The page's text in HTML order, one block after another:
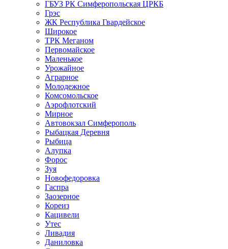
ГБУЗ РК Симферопольская ЦРКБ
Грэс
ЖК Республика Гвардейское
Широкое
ТРК Меганом
Первомайское
Маленькое
Урожайное
Аграрное
Молодежное
Комсомольское
Аэрофлотский
Мирное
Автовокзал Симферополь
Рыбацкая Деревня
Рыбица
Алупка
Форос
Зуя
Новофедоровка
Гаспра
Заозерное
Кореиз
Кацивели
Утес
Ливадия
Даниловка